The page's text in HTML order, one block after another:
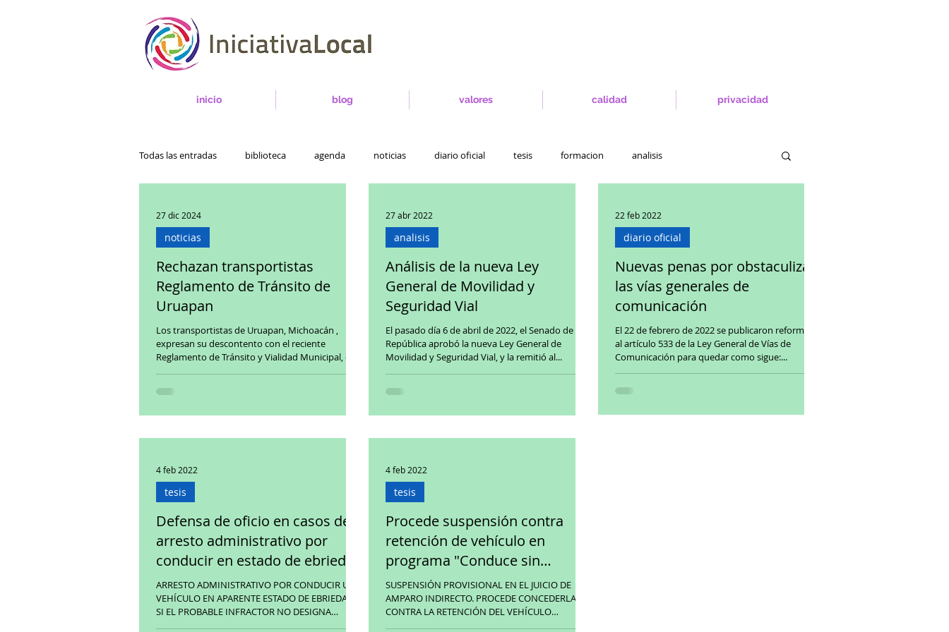
inicio blog valores calidad privacidad
Todas las entradas biblioteca agenda noticias diario oficial tesis formacion analisis
Rechazan transportistas
Reglamento de Tránsito de
Uruapan
Los transportistas de Uruapan, Michoacán ,
expresan su descontento con el reciente
Reglamento de Tránsito y Vialidad Municipal, que
noticias
27 dic 2024
Análisis de la nueva Ley
General de Movilidad y
Seguridad Vial
El pasado día 6 de abril de 2022, el Senado de la
República aprobó la nueva Ley General de
Movilidad y Seguridad Vial, y la remitió al...
analisis
27 abr 2022
Nuevas penas por obstaculizar
las vías generales de
comunicación
El 22 de febrero de 2022 se publicaron reformas
al artículo 533 de la Ley General de Vías de
Comunicación para quedar como sigue:...
diario oficial
22 feb 2022
Defensa de oficio en casos de
arresto administrativo por
conducir en estado de ebriedad
ARRESTO ADMINISTRATIVO POR CONDUCIR UN
VEHÍCULO EN APARENTE ESTADO DE EBRIEDAD.
SI EL PROBABLE INFRACTOR NO DESIGNA
tesis
4 feb 2022
Procede suspensión contra
retención de vehículo en
programa "Conduce sin
Alcohol"
SUSPENSIÓN PROVISIONAL EN EL JUICIO DE
AMPARO INDIRECTO. PROCEDE CONCEDERLA
CONTRA LA RETENCIÓN DEL VEHÍCULO
tesis
4 feb 2022